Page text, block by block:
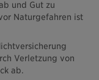
und Gut zu
Naturgefahren ist
Verletzung von
ab.